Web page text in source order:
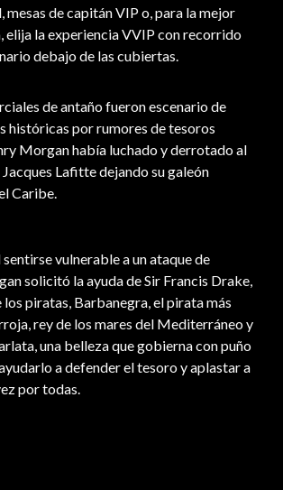
de capitán VIP o, para la mejor
elija la experiencia VVIP con recorrido
debajo de las cubiertas.
de antaño fueron escenario de
históricas por rumores de tesoros
Morgan había luchado y derrotado al
Lafitte dejando su galeón
Caribe.
vulnerable a un ataque de
solicitó la ayuda de Sir Francis Drake,
los piratas, Barbanegra, el pirata más
rey de los mares del Mediterráneo y
una belleza que gobierna con puño
a defender el tesoro y aplastar a
por todas.